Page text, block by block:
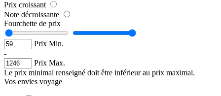
Prix croissant
Note décroissante
Fourchette de prix
Prix Min.
-
Prix Max.
Le prix minimal renseigné doit être inférieur au prix maximal.
Vos envies voyage